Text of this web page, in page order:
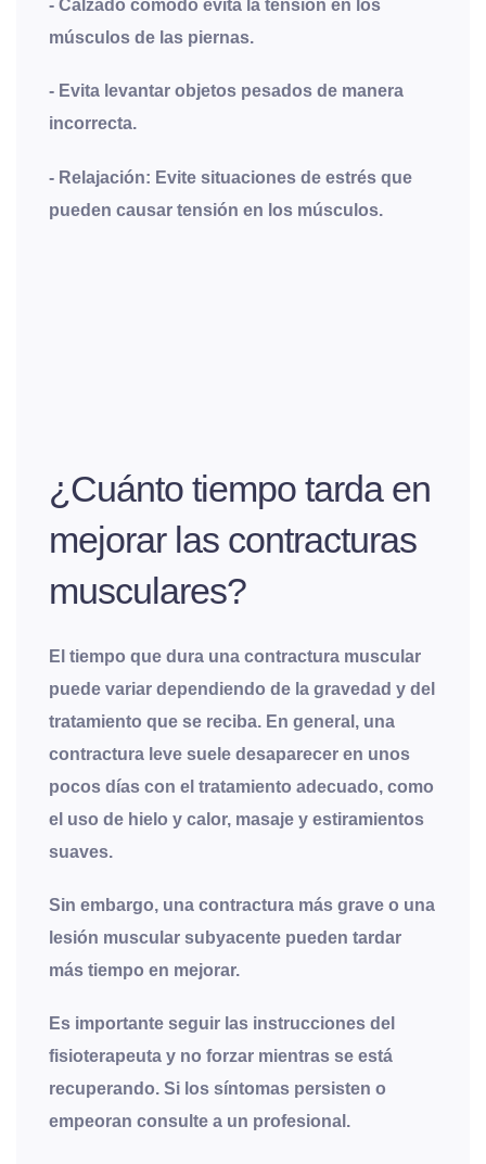
- Calzado cómodo evita la tensión en los
músculos de las piernas.
- Evita levantar objetos pesados de manera
incorrecta.
- Relajación: Evite situaciones de estrés que
pueden causar tensión en los músculos.
¿Cuánto tiempo tarda en
mejorar las contracturas
musculares?
El tiempo que dura una contractura muscular
puede variar dependiendo de la gravedad y del
tratamiento que se reciba. En general, una
contractura leve suele desaparecer en unos
pocos días con el tratamiento adecuado, como
el uso de hielo y calor, masaje y estiramientos
suaves.
Sin embargo, una contractura más grave o una
lesión muscular subyacente pueden tardar
más tiempo en mejorar.
Es importante seguir las instrucciones del
fisioterapeuta y no forzar mientras se está
recuperando. Si los síntomas persisten o
empeoran consulte a un profesional.